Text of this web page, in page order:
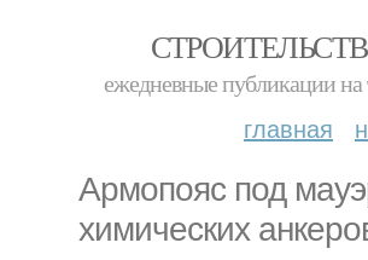
ежедневные публикации на
главная
Армопояс под
химических